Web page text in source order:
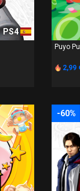
PS4
Puyo
2,99
-60%